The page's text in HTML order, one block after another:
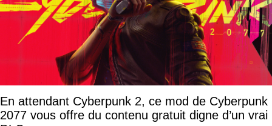
En attendant Cyberpunk 2, ce mod de Cyberpunk
2077 vous offre du contenu gratuit digne d’un vrai